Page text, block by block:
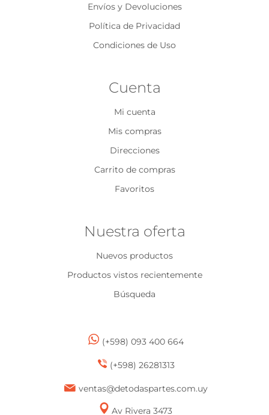
Envíos y Devoluciones
Política de Privacidad
Condiciones de Uso
Cuenta
Mi cuenta
Mis compras
Direcciones
Carrito de compras
Favoritos
Nuestra oferta
Nuevos productos
Productos vistos recientemente
Búsqueda
(+598) 093 400 664
(+598) 26281313
ventas@detodaspartes.com.uy
Av Rivera 3473